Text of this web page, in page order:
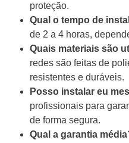
proteção.
Qual o tempo de
de 2 a 4 horas,
Quais materiais são
redes são feitas de
resistentes e duráveis.
Posso instalar eu
profissionais para
de forma segura.
Qual a garantia